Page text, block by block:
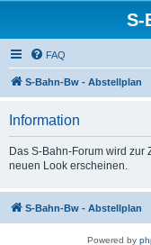
S-
FAQ
S-Bahn-Bw - Abstellplan
Information
Das S-Bahn-Forum wird
neuen Look erscheinen.
S-Bahn-Bw - Abstellplan
Powered by